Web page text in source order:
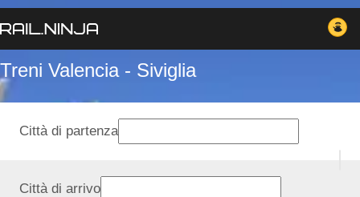
Treni Valencia - Siviglia
Città di partenza
Città di arrivo